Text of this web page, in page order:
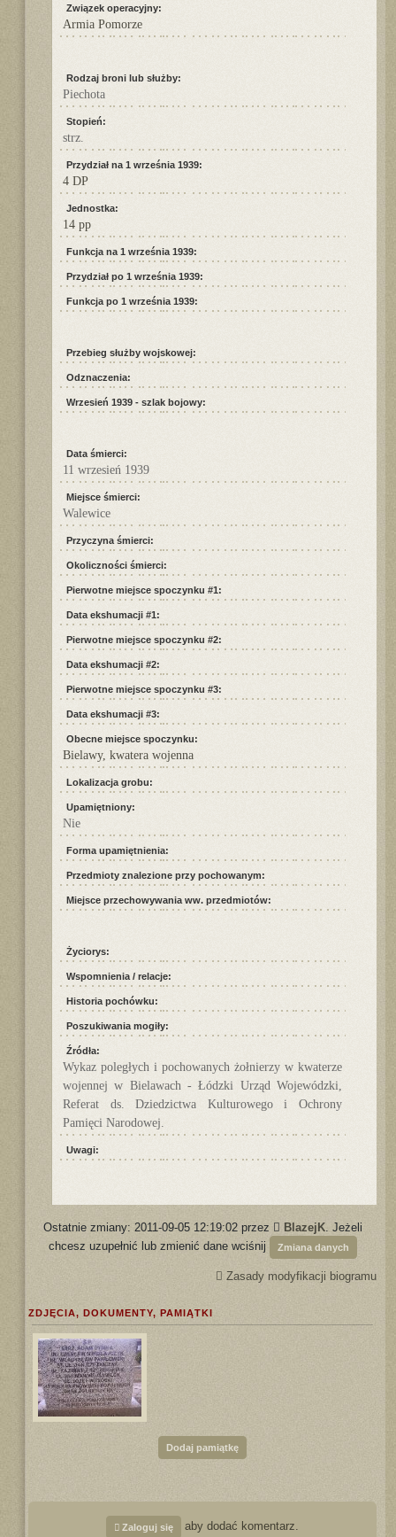
Związek operacyjny:
Armia Pomorze
Rodzaj broni lub służby:
Piechota
Stopień:
strz.
Przydział na 1 września 1939:
4 DP
Jednostka:
14 pp
Funkcja na 1 września 1939:
Przydział po 1 września 1939:
Funkcja po 1 września 1939:
Przebieg służby wojskowej:
Odznaczenia:
Wrzesień 1939 - szlak bojowy:
Data śmierci:
11 wrzesień 1939
Miejsce śmierci:
Walewice
Przyczyna śmierci:
Okoliczności śmierci:
Pierwotne miejsce spoczynku #1:
Data ekshumacji #1:
Pierwotne miejsce spoczynku #2:
Data ekshumacji #2:
Pierwotne miejsce spoczynku #3:
Data ekshumacji #3:
Obecne miejsce spoczynku:
Bielawy, kwatera wojenna
Lokalizacja grobu:
Upamiętniony:
Nie
Forma upamiętnienia:
Przedmioty znalezione przy pochowanym:
Miejsce przechowywania ww. przedmiotów:
Życiorys:
Wspomnienia / relacje:
Historia pochówku:
Poszukiwania mogiły:
Źródła:
Wykaz poległych i pochowanych żołnierzy w kwaterze
wojennej w Bielawach - Łódzki Urząd Wojewódzki,
Referat ds. Dziedzictwa Kulturowego i Ochrony
Pamięci Narodowej.
Uwagi:
Ostatnie zmiany: 2011-09-05 12:19:02 przez BlazejK. Jeżeli
chcesz uzupełnić lub zmienić dane wciśnij
Zmiana danych
Zasady modyfikacji biogramu
ZDJĘCIA, DOKUMENTY, PAMIĄTKI
Dodaj pamiątkę
Zaloguj się aby dodać komentarz.